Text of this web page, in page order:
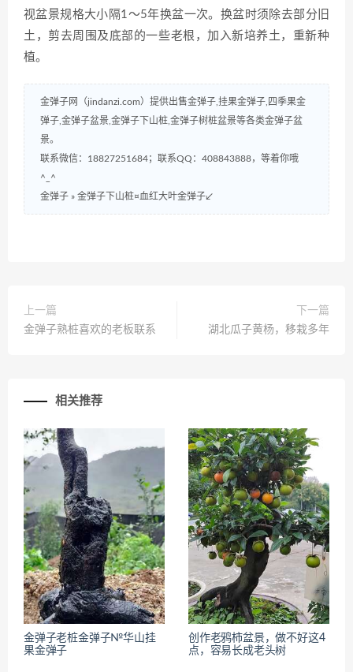
视盆景规格大小隔1～5年换盆一次。换盆时须除去部分旧
土，剪去周围及底部的一些老根，加入新培养土，重新种
植。
金弹子网（jindanzi.com）提供出售金弹子,挂果金弹子,四季果金
弹子,金弹子盆景,金弹子下山桩,金弹子树桩盆景等各类金弹子盆
景。
联系微信：18827251684；联系QQ：408843888，等着你哦
^_^
金弹子 » 金弹子下山桩¤血红大叶金弹子↙
上一篇
金弹子熟桩喜欢的老板联系
下一篇
湖北瓜子黄杨，移栽多年
相关推荐
金弹子老桩金弹子№华山挂
果金弹子
创作老鸦柿盆景，做不好这4
点，容易长成老头树